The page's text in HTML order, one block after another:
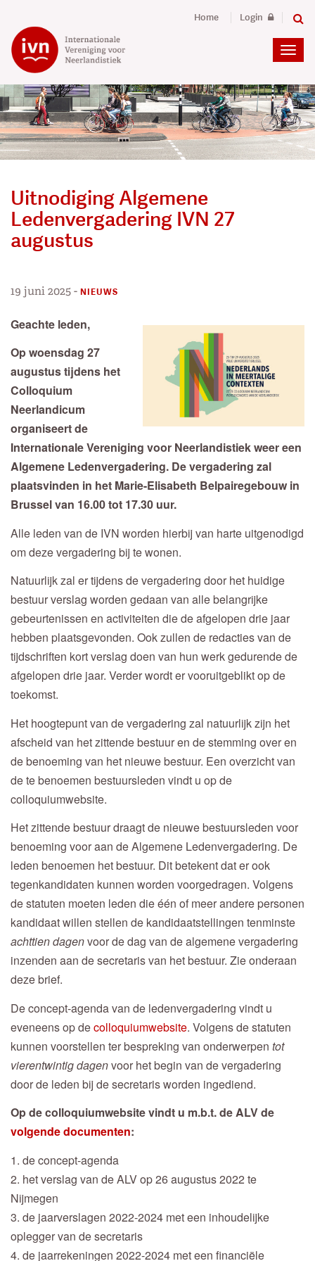
Home Login
Uitnodiging Algemene
Ledenvergadering IVN 27
augustus
19 juni 2025 - NIEUWS
Geachte leden,
Op woensdag 27
augustus tijdens het
Colloquium
Neerlandicum
organiseert de
Internationale Vereniging voor Neerlandistiek weer een
Algemene Ledenvergadering. De vergadering zal
plaatsvinden in het Marie-Elisabeth Belpairegebouw in
Brussel van 16.00 tot 17.30 uur.
Alle leden van de IVN worden hierbij van harte uitgenodigd
om deze vergadering bij te wonen.
Natuurlijk zal er tijdens de vergadering door het huidige
bestuur verslag worden gedaan van alle belangrijke
gebeurtenissen en activiteiten die de afgelopen drie jaar
hebben plaatsgevonden. Ook zullen de redacties van de
tijdschriften kort verslag doen van hun werk gedurende de
afgelopen drie jaar. Verder wordt er vooruitgeblikt op de
toekomst.
Het hoogtepunt van de vergadering zal natuurlijk zijn het
afscheid van het zittende bestuur en de stemming over en
de benoeming van het nieuwe bestuur. Een overzicht van
de te benoemen bestuursleden vindt u op de
colloquiumwebsite.
Het zittende bestuur draagt de nieuwe bestuursleden voor
benoeming voor aan de Algemene Ledenvergadering. De
leden benoemen het bestuur. Dit betekent dat er ook
tegenkandidaten kunnen worden voorgedragen. Volgens
de statuten moeten leden die één of meer andere personen
kandidaat willen stellen de kandidaatstellingen tenminste
achttien dagenvoor de dag van de algemene vergadering
inzenden aan de secretaris van het bestuur. Zie onderaan
deze brief.
De concept-agenda van de ledenvergadering vindt u
eveneens op decolloquiumwebsite. Volgens de statuten
kunnen voorstellen ter bespreking van onderwerpen tot
vierentwintig dagenvoor het begin van de vergadering
door de leden bij de secretaris worden ingediend.
Op de colloquiumwebsite vindt u m.b.t. de ALV de
volgende documenten:
1. de concept-agenda
2. het verslag van de ALV op 26 augustus 2022 te
Nijmegen
3. de jaarverslagen 2022-2024 met een inhoudelijke
oplegger van de secretaris
4. de jaarrekeningen 2022-2024 met een financiële